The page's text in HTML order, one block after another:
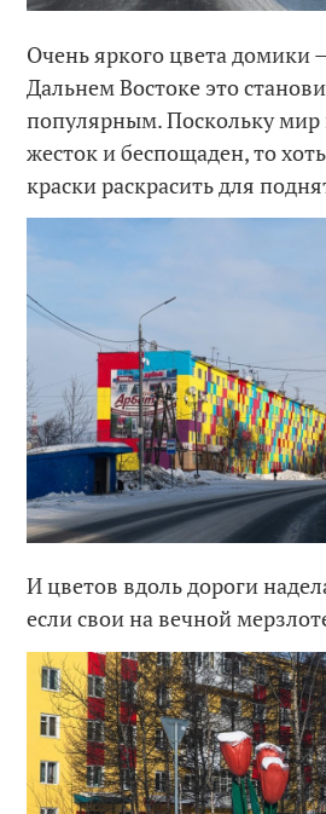
Очень яркого цвета домики
Дальнем Востоке это
популярным. Поскольку мир
жесток и беспощаден, то
краски раскрасить для
И цветов вдоль дороги
если свои на вечной